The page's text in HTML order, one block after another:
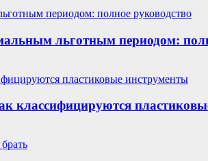
льготным периодом:
классифицируются